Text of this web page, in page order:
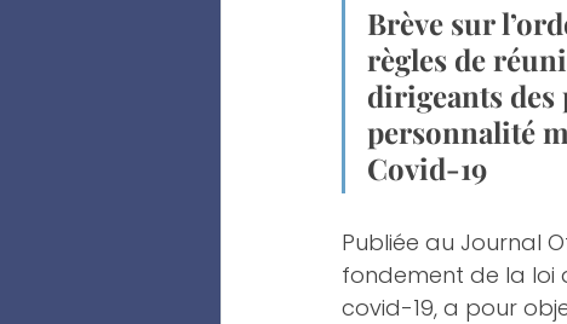
Brève sur
règles de
dirigeants des
personnalité
Covid-19
Publiée au Journal
fondement de la loi
covid-19, a pour